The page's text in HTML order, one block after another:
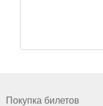
Покупка билетов